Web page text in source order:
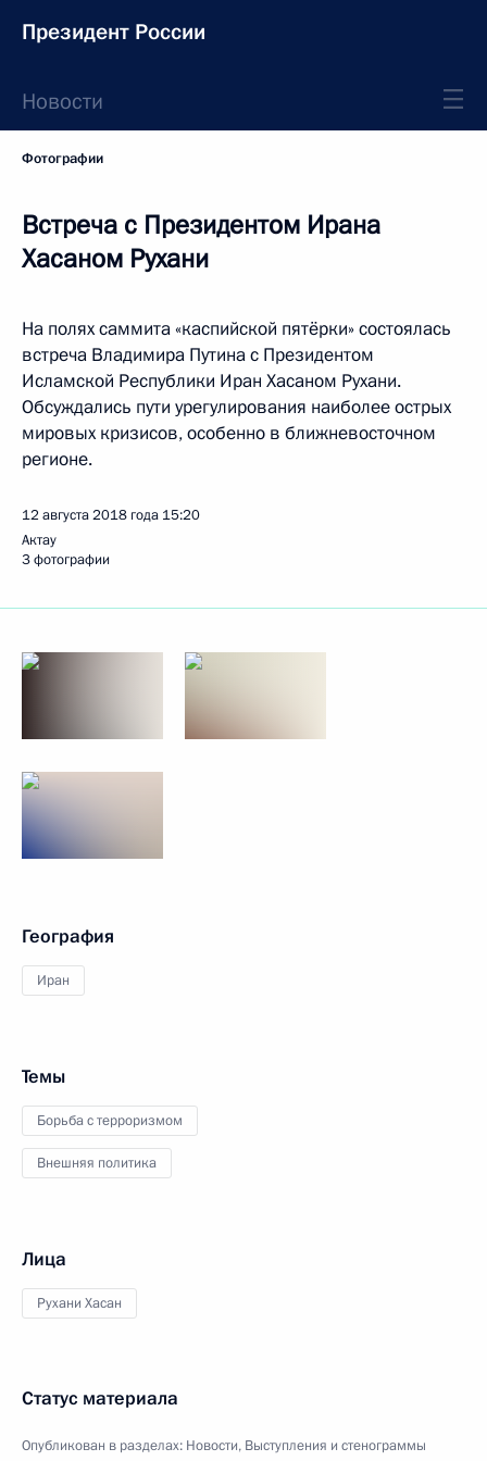
Президент России
Новости
Фотографии
Встреча с Президентом Ирана
Хасаном Рухани
На полях саммита «каспийской пятёрки» состоялась
встреча Владимира Путина с Президентом
Исламской Республики Иран Хасаном Рухани.
Обсуждались пути урегулирования наиболее острых
мировых кризисов, особенно в ближневосточном
регионе.
12 августа 2018 года 15:20
Актау
3 фотографии
География
Иран
Темы
Борьба с терроризмом
Внешняя политика
Лица
Рухани Хасан
Статус материала
Опубликован в разделах: Новости, Выступления и стенограммы